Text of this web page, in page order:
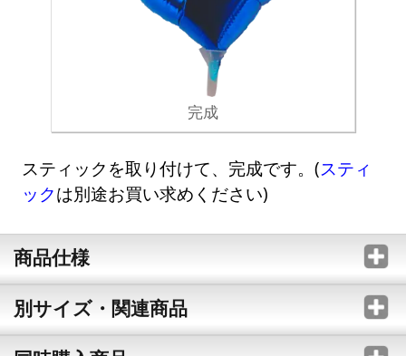
完成
スティックを取り付けて、完成です。(スティ
ックは別途お買い求めください)
商品仕様
別サイズ・関連商品